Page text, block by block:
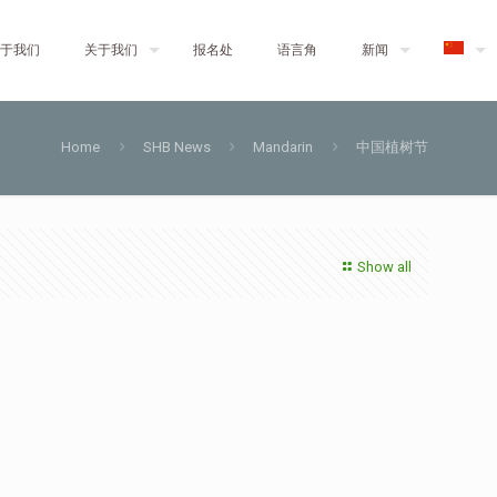
我们 关于我们 报名处 语言角 新闻
Home SHB News Mandarin 中国植树节
Show all